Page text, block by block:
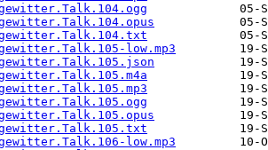
low.mp3
low.mp3